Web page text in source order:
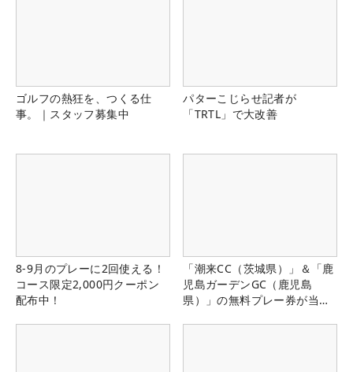
ゴルフの熱狂を、つくる仕
事。｜スタッフ募集中
パターこじらせ記者が
「TRTL」で大改善
8-9月のプレーに2回使える！
コース限定2,000円クーポン
配布中！
「潮来CC（茨城県）」＆「鹿
児島ガーデンGC（鹿児島
県）」の無料プレー券が当た